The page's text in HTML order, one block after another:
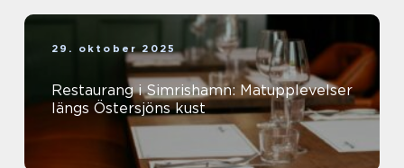
29. oktober 2025
Restaurang i Simrishamn: Matupplevelser
längs Östersjöns kust